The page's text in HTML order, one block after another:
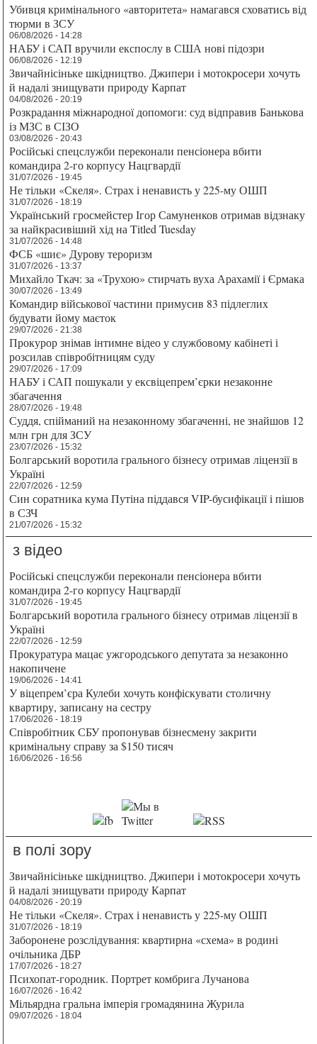
Убивця кримінального «авторитета» намагався сховатись від
тюрми в ЗСУ
06/08/2026 - 14:28
НАБУ і САП вручили експослу в США нові підозри
06/08/2026 - 12:19
Звичайнісіньке шкідництво. Джипери і мотокросери хочуть
й надалі знищувати природу Карпат
04/08/2026 - 20:19
Розкрадання міжнародної допомоги: суд відправив Банькова
із МЗС в СІЗО
03/08/2026 - 20:43
Російські спецслужби переконали пенсіонера вбити
командира 2-го корпусу Нацгвардії
31/07/2026 - 19:45
Не тільки «Скеля». Страх і ненависть у 225-му ОШП
31/07/2026 - 18:19
Український гросмейстер Ігор Самуненков отримав відзнаку
за найкрасивіший хід на Titled Tuesday
31/07/2026 - 14:48
ФСБ «шиє» Дурову тероризм
31/07/2026 - 13:37
Михайло Ткач: за «Трухою» стирчать вуха Арахамії і Єрмака
30/07/2026 - 13:49
Командир військової частини примусив 83 підлеглих
будувати йому маєток
29/07/2026 - 21:38
Прокурор знімав інтимне відео у службовому кабінеті і
розсилав співробітницям суду
29/07/2026 - 17:09
НАБУ і САП пошукали у ексвіцепрем’єрки незаконне
збагачення
28/07/2026 - 19:48
Суддя, спійманий на незаконному збагаченні, не знайшов 12
млн грн для ЗСУ
23/07/2026 - 15:32
Болгарський воротила грального бізнесу отримав ліцензії в
Україні
22/07/2026 - 12:59
Син соратника кума Путіна піддався VIP-бусифікації і пішов
в СЗЧ
21/07/2026 - 15:32
з відео
Російські спецслужби переконали пенсіонера вбити
командира 2-го корпусу Нацгвардії
31/07/2026 - 19:45
Болгарський воротила грального бізнесу отримав ліцензії в
Україні
22/07/2026 - 12:59
Прокуратура мацає ужгородського депутата за незаконно
накопичене
19/06/2026 - 14:41
У віцепрем’єра Кулеби хочуть конфіскувати столичну
квартиру, записану на сестру
17/06/2026 - 18:19
Співробітник СБУ пропонував бізнесмену закрити
кримінальну справу за $150 тисяч
16/06/2026 - 16:56
в полі зору
Звичайнісіньке шкідництво. Джипери і мотокросери хочуть
й надалі знищувати природу Карпат
04/08/2026 - 20:19
Не тільки «Скеля». Страх і ненависть у 225-му ОШП
31/07/2026 - 18:19
Заборонене розслідування: квартирна «схема» в родині
очільника ДБР
17/07/2026 - 18:27
Психопат-городник. Портрет комбрига Лучанова
16/07/2026 - 16:42
Мільярдна гральна імперія громадянина Журила
09/07/2026 - 18:04